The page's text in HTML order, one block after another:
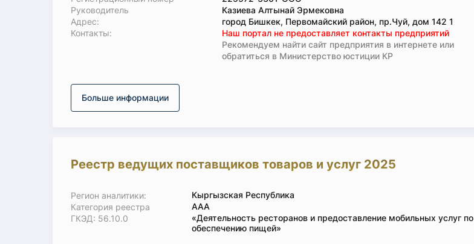
Руководитель
Казиева Алтынай Эрмековна
Адрес:
город Бишкек, Первомайский район, пр.Чуй, дом 142 1
Koнтaкты:
Наш портал не предоставляет контакты предприятий
Рекомендуем найти сайт предприятия в интернете или
обратиться в Министерство юстиции КР
Больше информации
Реестр ведущих поставщиков товаров и услуг 2025
Регион аналитики:
Кыргызская Республика
Категория реестра
ААА
ГКЭД: 56.10.0
«Деятельность ресторанов и предоставление мобильных услуг по
обеспечению пищей»